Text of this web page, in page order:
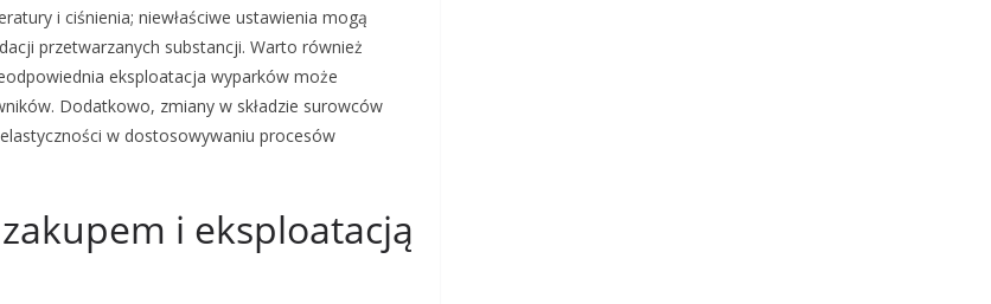
i ciśnienia; niewłaściwe ustawienia mogą
przetwarzanych substancji. Warto również
eksploatacja wyparków może
Dodatkowo, zmiany w składzie surowców
w dostosowywaniu procesów
i eksploatacją